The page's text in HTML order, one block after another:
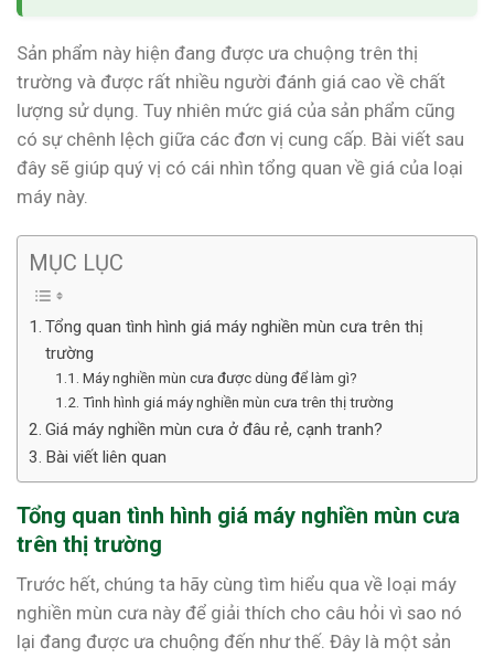
Sản phẩm này hiện đang được ưa chuộng trên thị
trường và được rất nhiều người đánh giá cao về chất
lượng sử dụng. Tuy nhiên mức giá của sản phẩm cũng
có sự chênh lệch giữa các đơn vị cung cấp. Bài viết sau
đây sẽ giúp quý vị có cái nhìn tổng quan về giá của loại
máy này.
MỤC LỤC
Tổng quan tình hình giá máy nghiền mùn cưa trên thị
trường
Máy nghiền mùn cưa được dùng để làm gì?
Tình hình giá máy nghiền mùn cưa trên thị trường
Giá máy nghiền mùn cưa ở đâu rẻ, cạnh tranh?
Bài viết liên quan
Tổng quan tình hình giá máy nghiền mùn cưa
trên thị trường
Trước hết, chúng ta hãy cùng tìm hiểu qua về loại máy
nghiền mùn cưa này để giải thích cho câu hỏi vì sao nó
lại đang được ưa chuộng đến như thế. Đây là một sản